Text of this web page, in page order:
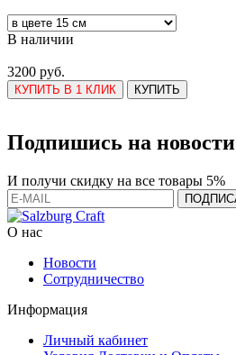
В наличии
3200 руб.
КУПИТЬ В 1 КЛИК КУПИТЬ
Подпишись на новости
И получи скидку на все товары 5%
О нас
Новости
Сотрудничество
Информация
Личный кабинет